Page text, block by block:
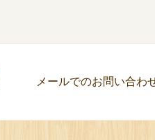
メールでのお問い合わ